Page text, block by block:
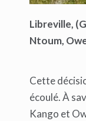
Libreville,
Ntoum,
Cette
écoulé. À
Kango et